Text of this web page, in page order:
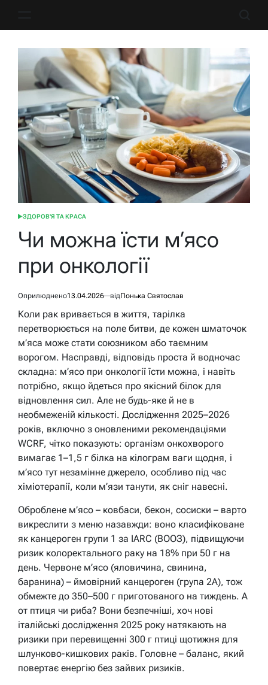
ОПУБЛІКУВАТИ
ЗДОРОВ'Я ТА КРАСА
Чи можна їсти м’ясо
при онкології
Оприлюднено13.04.2026 відПонька Святослав
Коли рак вривається в життя, тарілка
перетворюється на поле битви, де кожен шматочок
м’яса може стати союзником або таємним
ворогом. Насправді, відповідь проста й водночас
складна: м’ясо при онкології їсти можна, і навіть
потрібно, якщо йдеться про якісний білок для
відновлення сил. Але не будь-яке й не в
необмеженій кількості. Дослідження 2025–2026
років, включно з оновленими рекомендаціями
WCRF, чітко показують: організм онкохворого
вимагає 1–1,5 г білка на кілограм ваги щодня, і
м’ясо тут незамінне джерело, особливо під час
хіміотерапії, коли м’язи танути, як сніг навесні.
Оброблене м’ясо – ковбаси, бекон, сосиски – варто
викреслити з меню назавжди: воно класифіковане
як канцероген групи 1 за IARC (ВООЗ), підвищуючи
ризик колоректального раку на 18% при 50 г на
день. Червоне м’ясо (яловичина, свинина,
баранина) – ймовірний канцероген (група 2A), тож
обмежте до 350–500 г приготованого на тиждень. А
от птиця чи риба? Вони безпечніші, хоч нові
італійські дослідження 2025 року натякають на
ризики при перевищенні 300 г птиці щотижня для
шлунково-кишкових раків. Головне – баланс, який
повертає енергію без зайвих ризиків.